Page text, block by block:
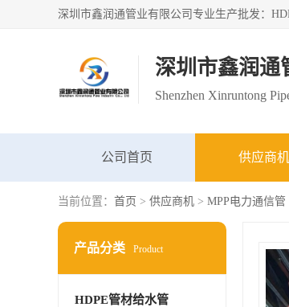
深圳市鑫润通
Shenzhen Xinruntong
公司首页 供应商机
当前位置： 首页 > 供应商机 > MPP电力通信管
产品分类 Product
HDPE管材给水管